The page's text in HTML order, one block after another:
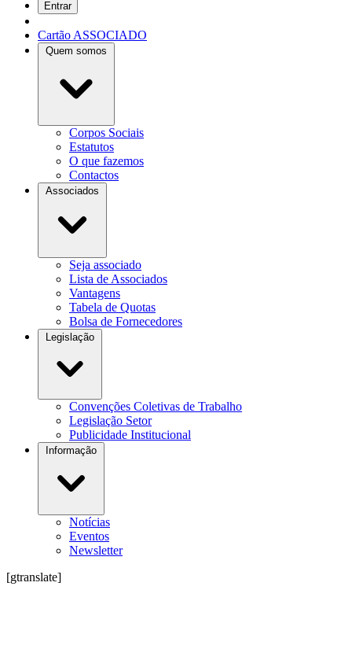
Entrar
Cartão ASSOCIADO
Quem somos
Corpos Sociais
Estatutos
O que fazemos
Contactos
Associados
Seja associado
Lista de Associados
Vantagens
Tabela de Quotas
Bolsa de Fornecedores
Legislação
Convenções Coletivas de Trabalho
Legislação Setor
Publicidade Institucional
Informação
Notícias
Eventos
Newsletter
[gtranslate]